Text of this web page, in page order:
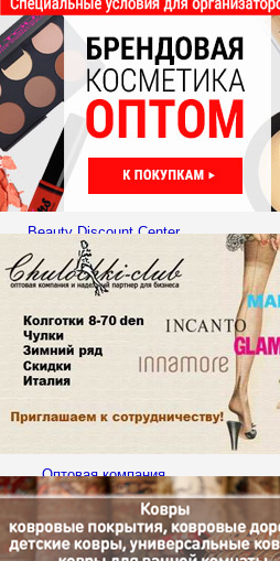
с OSTRICH
Beauty Discount Center
приглашает к
сотрудничеству
Организаторов
Совместных Покупок!
Оптовая компания
«Чулочки клаб»
приглашает к
сотрудничеству